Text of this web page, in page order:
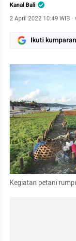
Kanal Bali
2 April 2022 10:49 WIB ·
Ikuti
Kegiatan petani